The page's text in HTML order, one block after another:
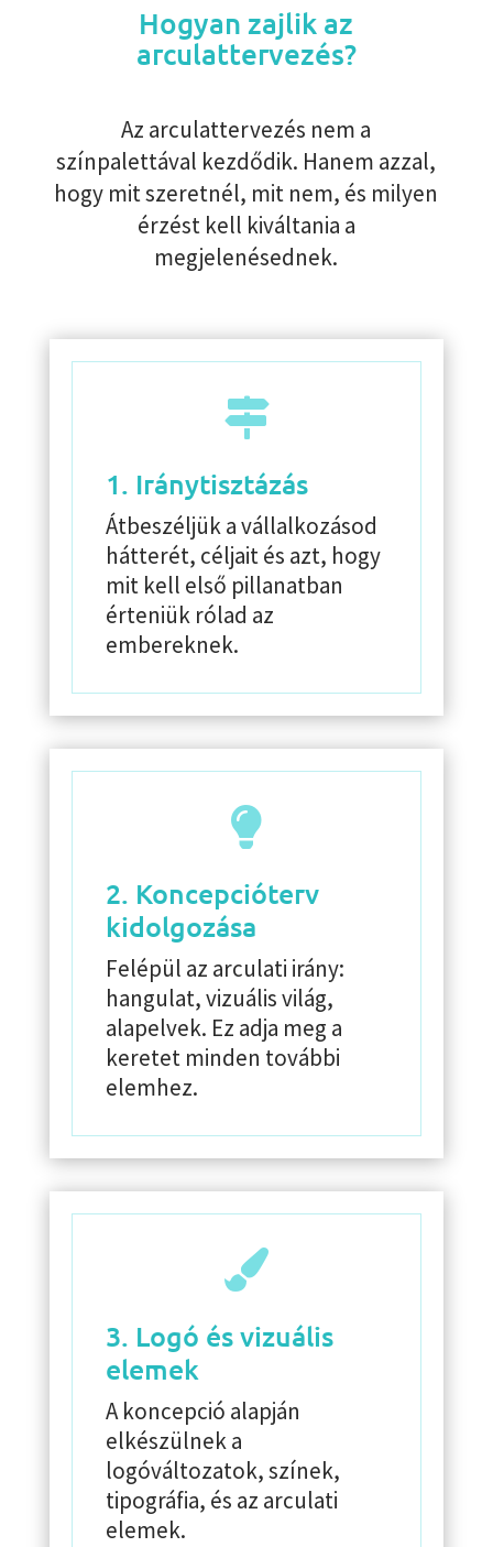
Hogyan zajlik az
arculattervezés?
Az arculattervezés nem a
színpalettával kezdődik. Hanem azzal,
hogy mit szeretnél, mit nem, és milyen
érzést kell kiváltania a
megjelenésednek.

1. Iránytisztázás
Átbeszéljük a vállalkozásod
hátterét, céljait és azt, hogy
mit kell első pillanatban
érteniük rólad az
embereknek.

2. Koncepcióterv
kidolgozása
Felépül az arculati irány:
hangulat, vizuális világ,
alapelvek. Ez adja meg a
keretet minden további
elemhez.

3. Logó és vizuális
elemek
A koncepció alapján
elkészülnek a
logóváltozatok, színek,
tipográfia, és az arculati
elemek.